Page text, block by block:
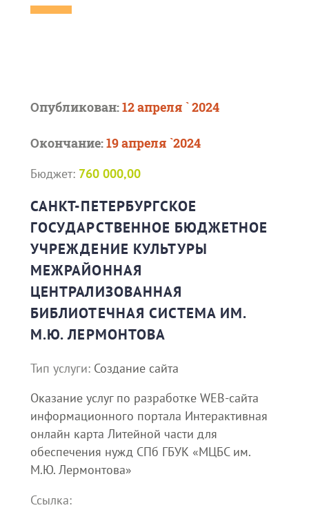
Опубликован:12 апреля ` 2024
Окончание:19 апреля `2024
Бюджет: 760 000,00
САНКТ-ПЕТЕРБУРГСКОЕ
ГОСУДАРСТВЕННОЕ БЮДЖЕТНОЕ
УЧРЕЖДЕНИЕ КУЛЬТУРЫ
МЕЖРАЙОННАЯ
ЦЕНТРАЛИЗОВАННАЯ
БИБЛИОТЕЧНАЯ СИСТЕМА ИМ.
М.Ю. ЛЕРМОНТОВА
Тип услуги: Создание сайта
Оказание услуг по разработке WEB-сайта
информационного портала Интерактивная
онлайн карта Литейной части для
обеспечения нужд СПб ГБУК «МЦБС им.
М.Ю. Лермонтова»
Ссылка: